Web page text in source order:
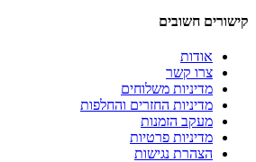
קישורים חשובים
אודות
צרו קשר
מדיניות משלוחים
מדיניות החזרים והחלפות
מעקב הזמנות
מדיניות פרטיות
הצהרת נגישות